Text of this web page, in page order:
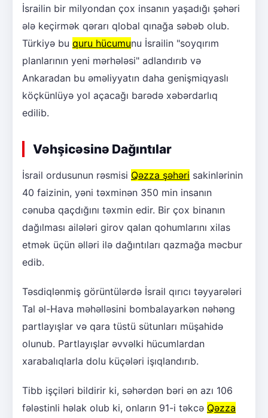
İsrailin bir milyondan çox insanın yaşadığı şəhəri
ələ keçirmək qərarı qlobal qınağa səbəb olub.
Türkiyə bu quru hücumunu İsrailin "soyqırım
planlarının yeni mərhələsi" adlandırıb və
Ankaradan bu əməliyyatın daha genişmiqyaslı
köçkünlüyə yol açacağı barədə xəbərdarlıq
edilib.
Vəhşicəsinə Dağıntılar
İsrail ordusunun rəsmisi Qəzza şəhəri sakinlərinin
40 faizinin, yəni təxminən 350 min insanın
cənuba qaçdığını təxmin edir. Bir çox binanın
dağılması ailələri girov qalan qohumlarını xilas
etmək üçün əlləri ilə dağıntıları qazmağa məcbur
edib.
Təsdiqlənmiş görüntülərdə İsrail qırıcı təyyarələri
Tal əl-Hava məhəlləsini bombalayarkən nəhəng
partlayışlar və qara tüstü sütunları müşahidə
olunub. Partlayışlar əvvəlki hücumlardan
xarabalıqlarla dolu küçələri işıqlandırıb.
Tibb işçiləri bildirir ki, səhərdən bəri ən azı 106
fələstinli həlak olub ki, onların 91-i təkcə Qəzza